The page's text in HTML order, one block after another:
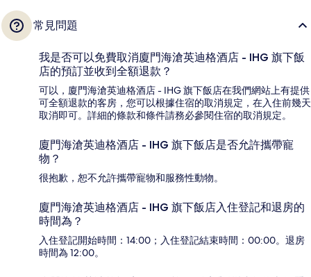
常見問題
我是否可以免費取消廈門海滄英迪格酒店 - IHG 旗下飯
店的預訂並收到全額退款？
可以，廈門海滄英迪格酒店 - IHG 旗下飯店在我們網站上有提供
可全額退款的客房，您可以根據住宿的取消規定，在入住前幾天
取消即可。詳細的條款和條件請務必參閱住宿的取消規定。
廈門海滄英迪格酒店 - IHG 旗下飯店是否允許攜帶寵
物？
很抱歉，恕不允許攜帶寵物和服務性動物。
廈門海滄英迪格酒店 - IHG 旗下飯店入住登記和退房的
時間為？
入住登記開始時間：14:00；入住登記結束時間：00:00。退房
時間為 12:00。